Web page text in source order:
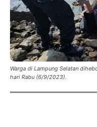
Warga di Lampung Selatan
hari Rabu (6/9/2023).